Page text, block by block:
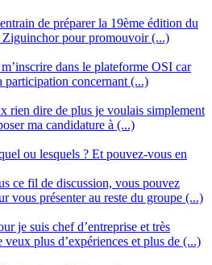
de préparer la 19ème édition du
pour promouvoir (...)
dans le plateforme OSI car
participation concernant (...)
rien dire de plus je voulais simplement
ma candidature à (...)
ou lesquels ? Et pouvez-vous en
ce fil de discussion, vous pouvez
vous présenter au reste du groupe (...)
je suis chef d’entreprise et très
veux plus d’expériences et plus de (...)